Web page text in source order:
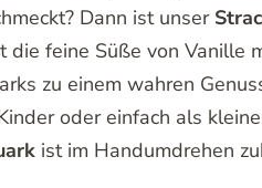
Dann ist unser
die feine Süße von
zu einem wahren
oder einfach als
ist im Handumdrehen